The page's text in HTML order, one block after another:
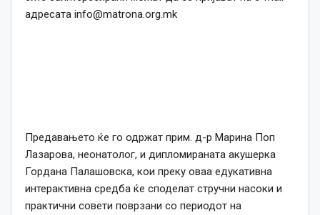
адресата info@matrona.org.mk
Предавањето ќе го одржат прим. д-р Марина Поп
Лазарова, неонатолог, и дипломираната акушерка
Гордана Палашовска, кои преку оваа едукативна
интерактивна средба ќе споделат стручни насоки и
практични совети поврзани со периодот на